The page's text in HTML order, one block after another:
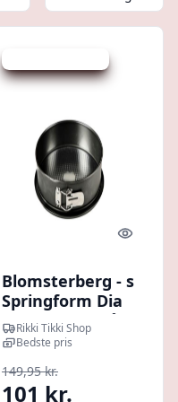
Quick
Blomsterberg - s
Springform Dia
24 x 7,6 cm Stål
Rikki Tikki Shop
Bedste pris
149,95 kr.
101 kr.